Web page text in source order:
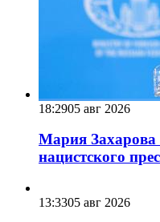
18:2905 авг 2026
Мария Захарова
нацистского
13:3305 авг 2026